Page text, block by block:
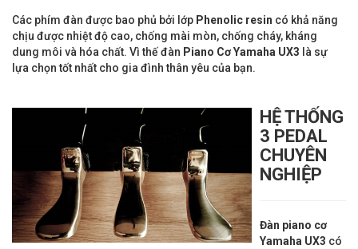
Các phím đàn được bao phủ bởi lớp Phenolic resin có khả năng
chịu được nhiệt độ cao, chống mài mòn, chống cháy, kháng
dung môi và hóa chất. Vì thế đàn Piano CơYamaha UX3 là sự
lựa chọn tốt nhất cho gia đình thân yêu của bạn.
HỆ THỐNG
3 PEDAL
CHUYÊN
NGHIỆP
Đàn piano cơ
Yamaha UX3 có